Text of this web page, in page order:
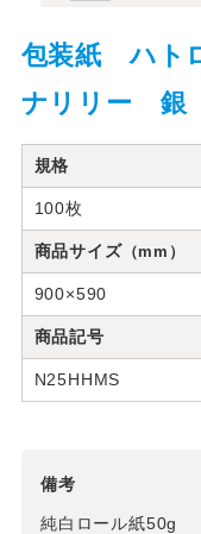
包装紙 ハト
ナリリー 銀
規格
100枚
商品サイズ（mm）
900×590
商品記号
N25HHMS
備考
純白ロール紙50g